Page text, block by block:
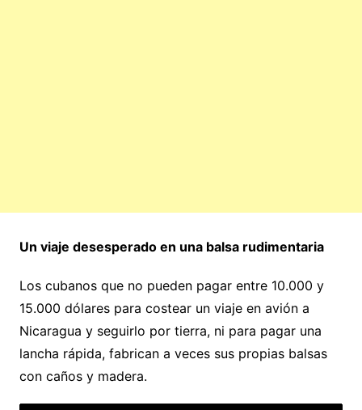
Un viaje desesperado en una balsa rudimentaria
Los cubanos que no pueden pagar entre 10.000 y
15.000 dólares para costear un viaje en avión a
Nicaragua y seguirlo por tierra, ni para pagar una
lancha rápida, fabrican a veces sus propias balsas
con caños y madera.